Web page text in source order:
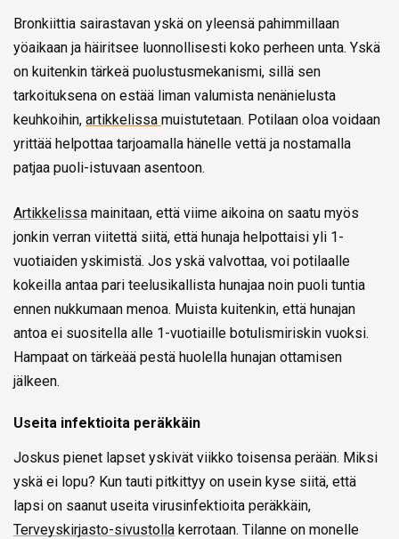
Bronkiittia sairastavan yskä on yleensä pahimmillaan
yöaikaan ja häiritsee luonnollisesti koko perheen unta. Yskä
on kuitenkin tärkeä puolustusmekanismi, sillä sen
tarkoituksena on estää liman valumista nenänielusta
keuhkoihin, artikkelissa muistutetaan. Potilaan oloa voidaan
yrittää helpottaa tarjoamalla hänelle vettä ja nostamalla
patjaa puoli-istuvaan asentoon.
Artikkelissa mainitaan, että viime aikoina on saatu myös
jonkin verran viitettä siitä, että hunaja helpottaisi yli 1-
vuotiaiden yskimistä. Jos yskä valvottaa, voi potilaalle
kokeilla antaa pari teelusikallista hunajaa noin puoli tuntia
ennen nukkumaan menoa. Muista kuitenkin, että hunajan
antoa ei suositella alle 1-vuotiaille botulismiriskin vuoksi.
Hampaat on tärkeää pestä huolella hunajan ottamisen
jälkeen.
Useita infektioita peräkkäin
Joskus pienet lapset yskivät viikko toisensa perään. Miksi
yskä ei lopu? Kun tauti pitkittyy on usein kyse siitä, että
lapsi on saanut useita virusinfektioita peräkkäin,
Terveyskirjasto-sivustolla kerrotaan. Tilanne on monelle